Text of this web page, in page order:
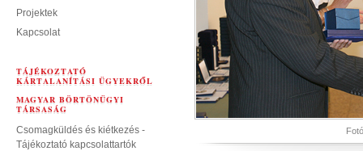
Projektek
Kapcsolat
TÁJÉKOZTATÓ
KÁRTALANÍTÁSI ÜGYEKRŐL
MAGYAR BÖRTÖNÜGYI
TÁRSASÁG
Csomagküldés és kiétkezés -
Tájékoztató kapcsolattartók